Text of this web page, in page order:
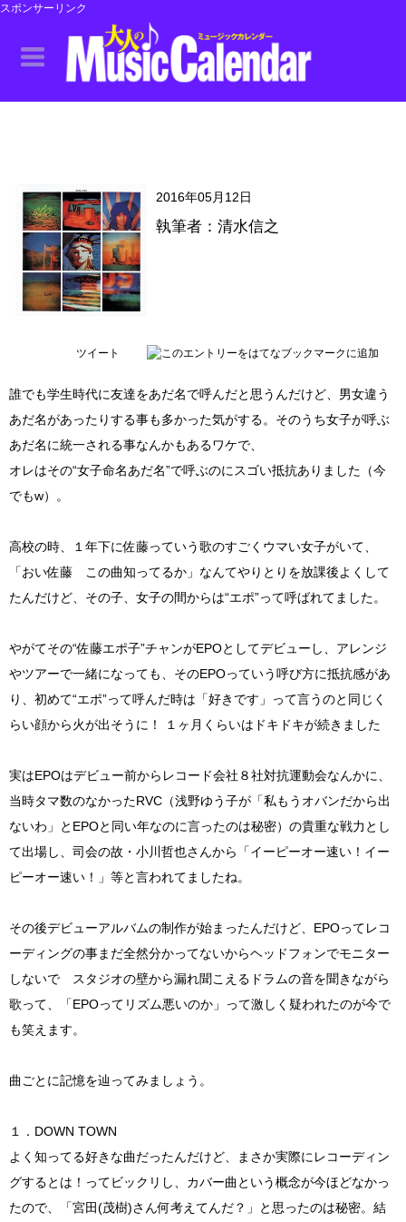
スポンサーリンク
2016年05月12日
執筆者：清水信之
ツイート
誰でも学生時代に友達をあだ名で呼んだと思うんだけど、男女違う
あだ名があったりする事も多かった気がする。そのうち女子が呼ぶ
あだ名に統一される事なんかもあるワケで、
オレはその“女子命名あだ名”で呼ぶのにスゴい抵抗ありました（今
でもw）。
高校の時、１年下に佐藤っていう歌のすごくウマい女子がいて、
「おい佐藤 この曲知ってるか」なんてやりとりを放課後よくして
たんだけど、その子、女子の間からは“エポ”って呼ばれてました。
やがてその“佐藤エポ子”チャンがEPOとしてデビューし、アレンジ
やツアーで一緒になっても、そのEPOっていう呼び方に抵抗感があ
り、初めて“エポ”って呼んだ時は「好きです」って言うのと同じく
らい顔から火が出そうに！ １ヶ月くらいはドキドキが続きました
実はEPOはデビュー前からレコード会社８社対抗運動会なんかに、
当時タマ数のなかったRVC（浅野ゆう子が「私もうオバンだから出
ないわ」とEPOと同い年なのに言ったのは秘密）の貴重な戦力とし
て出場し、司会の故・小川哲也さんから「イーピーオー速い！イー
ピーオー速い！」等と言われてましたね。
その後デビューアルバムの制作が始まったんだけど、EPOってレコ
ーディングの事まだ全然分かってないからヘッドフォンでモニター
しないで スタジオの壁から漏れ聞こえるドラムの音を聞きながら
歌って、「EPOってリズム悪いのか」って激しく疑われたのが今で
も笑えます。
曲ごとに記憶を辿ってみましょう。
１．DOWN TOWN
よく知ってる好きな曲だったんだけど、まさか実際にレコーディン
グするとは！ってビックリし、カバー曲という概念が今ほどなかっ
たので、「宮田(茂樹)さん何考えてんだ？」と思ったのは秘密。結